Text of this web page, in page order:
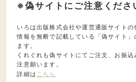
※偽サイトにご注意くださ
いろは出版株式会社や運営通販サイト
情報を無断で記載している「偽サイト」
ます。
くれぐれも偽サイトにてご注文、お振
注意願います。
詳細は こちら